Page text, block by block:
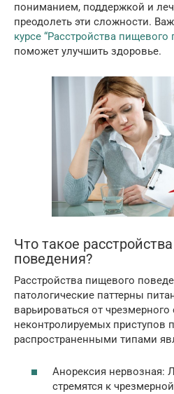
пониманием, поддержкой и
преодолеть эти сложности.
курсе “Расстройства пищевого
поможет улучшить здоровье.
Что такое
поведения?
Расстройства пищевого
патологические паттерны
варьироваться от
неконтролируемых приступов
распространенными типами
Анорексия нервозная:
стремятся к